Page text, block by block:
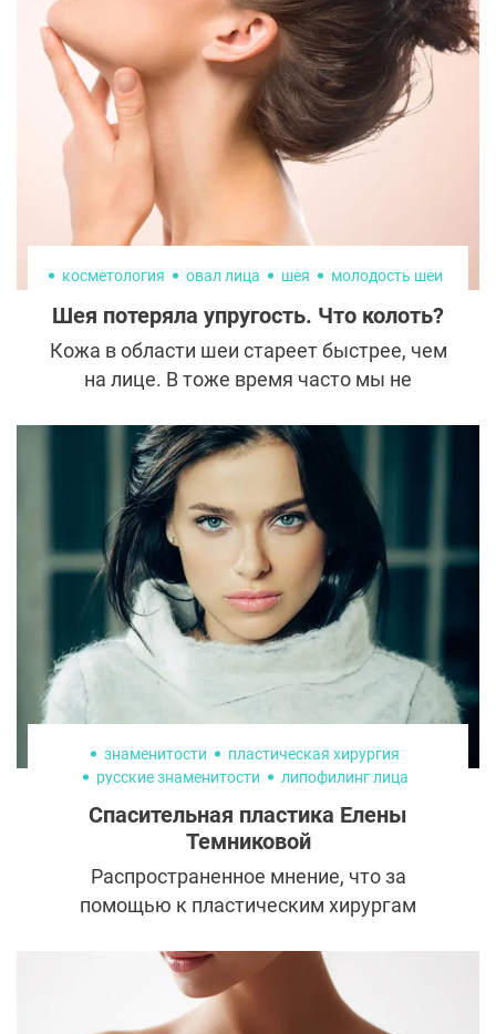
результат которой под силу лишь
опытному пластическому хирургу. К
сожалению, нередко пациенты страдают
из-за допущенных врачом ошибок и
оказываются перед выбором – вторичное
вмешательство или испорченная
внешность.
косметология овал лица шея молодость шеи
Шея потеряла упругость. Что колоть?
Кожа в области шеи стареет быстрее, чем
на лице. В тоже время часто мы не
внимания. К счастью, в арсенале
косметологов есть препараты, способные
восполнить этот бьюти-пробел.
Рассказываем, какие инъекции нужно
делать, чтобы вернуть шее упругость.
знаменитости
пластическая хирургия
русские знаменитости
липофилинг лица
Спасительная пластика Елены
Темниковой
Распространенное мнение, что за
помощью к пластическим хирургам
исправить эстетические недостатки,
ошибочно. Иногда пластическая операция
становится единственным спасением. Так